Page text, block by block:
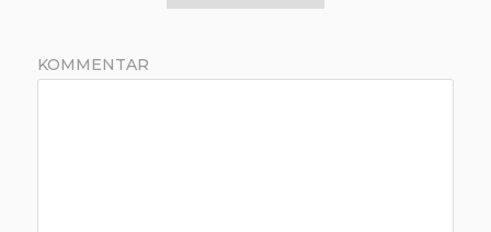
KOMMENTAR